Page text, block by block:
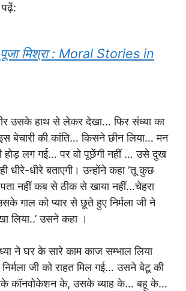
पढ़ें:
मिश्रा : Moral Stories in
उसके हाथ से लेकर देखा… फिर संध्या का
बेचारी की कांति… किसने छीन लिया… मन
होड़ लग गई… पर वो पूछेंगी नहीं … उसे दुख
धीरे-धीरे बताएगी। उन्होंने कहा ‘तू कुछ
नहीं कब से ठीक से खाया नहीं…चेहरा
गाल को प्यार से छूते हुए निर्मला जी ने
लिया..’ उसने कहा ।
सारे काम काज सम्भाल लिया
जी को राहत मिल गई… उसने बेटू की
कॉनवोकेशन के, उसके ब्याह के… बहू के…